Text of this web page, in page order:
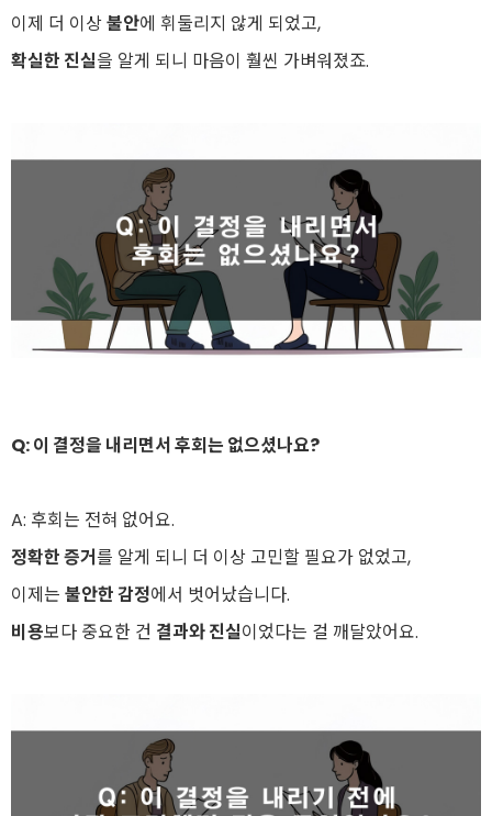
이제 더 이상불안에 휘둘리지 않게 되었고,
확실한 진실을 알게 되니 마음이 훨씬 가벼워졌죠.
Q: 이 결정을 내리면서 후회는 없으셨나요?
A: 후회는 전혀 없어요.
정확한 증거를 알게 되니 더 이상 고민할 필요가 없었고,
이제는 불안한 감정에서 벗어났습니다.
비용보다 중요한 건 결과와 진실이었다는 걸 깨달았어요.